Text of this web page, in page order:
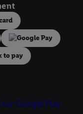
à la protection des